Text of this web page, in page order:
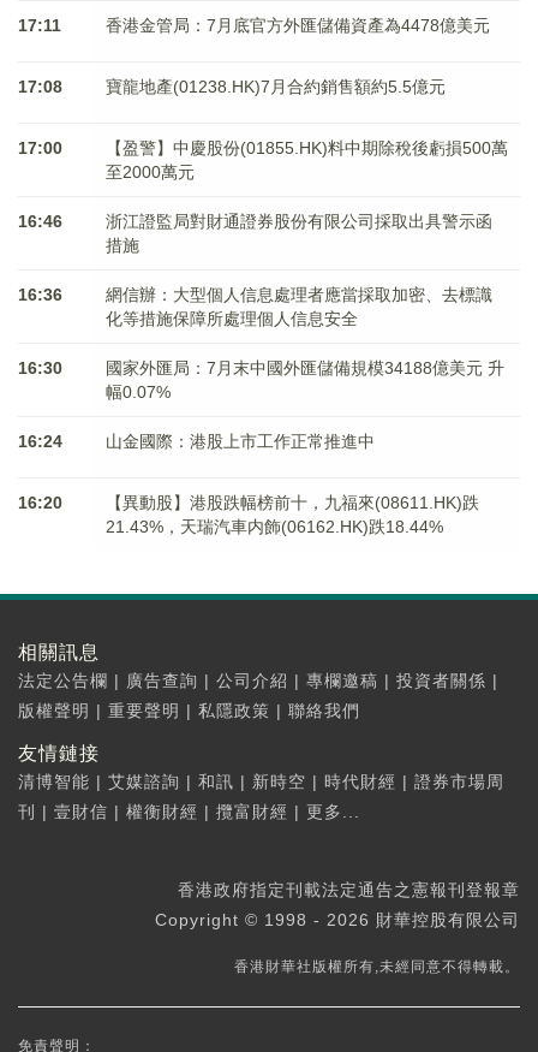
17:11 香港金管局：7月底官方外匯儲備資產為4478億美元
17:08 寶龍地產(01238.HK)7月合約銷售額約5.5億元
17:00
【盈警】中慶股份(01855.HK)料中期除稅後虧損500萬
至2000萬元
16:46
浙江證監局對財通證券股份有限公司採取出具警示函
措施
16:36
網信辦：大型個人信息處理者應當採取加密、去標識
化等措施保障所處理個人信息安全
16:30
國家外匯局：7月末中國外匯儲備規模34188億美元 升
幅0.07%
16:24 山金國際：港股上市工作正常推進中
16:20
【異動股】港股跌幅榜前十，九福來(08611.HK)跌
21.43%，天瑞汽車内飾(06162.HK)跌18.44%
相關訊息
法定公告欄 | 廣告查詢 | 公司介紹 | 專欄邀稿 | 投資者關係 |
版權聲明 | 重要聲明 | 私隱政策 | 聯絡我們
友情鏈接
清博智能 | 艾媒諮詢 | 和訊 | 新時空 | 時代財經 | 證券市場周
刊
| 壹財信 | 權衡財經 | 攬富財經 | 更多...
香港政府指定刊載法定通告之憲報刊登報章
Copyright © 1998 - 2026 財華控股有限公司
香港財華社版權所有,未經同意不得轉載。
免責聲明：